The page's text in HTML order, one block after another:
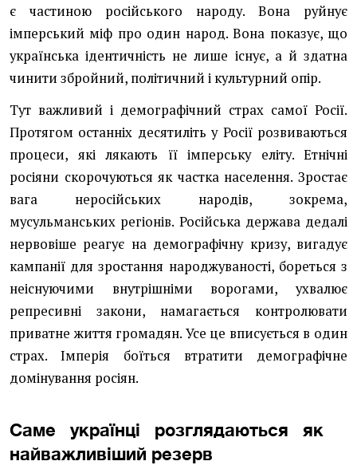
є частиною російського народу. Вона руйнує
імперський міф про один народ. Вона показує, що
українська ідентичність не лише існує, а й здатна
чинити збройний, політичний і культурний опір.
Тут важливий і демографічний страх самої Росії.
Протягом останніх десятиліть у Росії розвиваються
процеси, які лякають її імперську еліту. Етнічні
росіяни скорочуються як частка населення. Зростає
вага неросійських народів, зокрема,
мусульманських регіонів. Російська держава дедалі
нервовіше реагує на демографічну кризу, вигадує
кампанії для зростання народжуваності, бореться з
неіснуючими внутрішніми ворогами, ухвалює
репресивні закони, намагається контролювати
приватне життя громадян. Усе це вписується в один
страх. Імперія боїться втратити демографічне
домінування росіян.
Саме українці розглядаються як
найважливіший резерв